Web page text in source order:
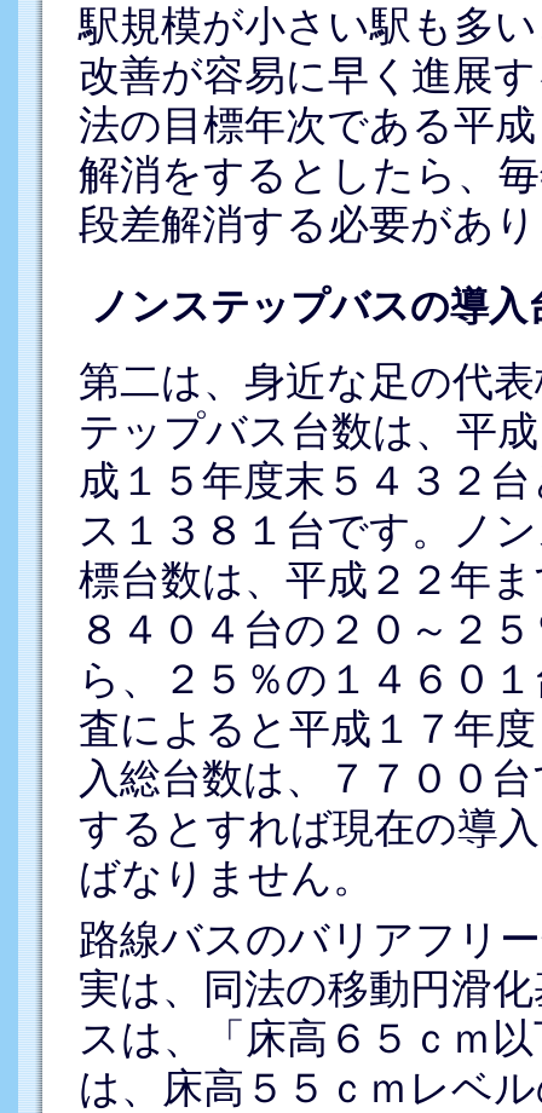
駅規模が小さい駅も多
改善が容易に早く進展
法の目標年次である平
解消をするとしたら、
段差解消する必要があ
ノンステップバスの導入
第二は、身近な足の代
テップバス台数は、平
成１５年度末５４３２
ス１３８１台です。ノ
標台数は、平成２２年
８４０４台の２０～２
ら、２５％の１４６０
査によると平成１７年
入総台数は、７７００
するとすれば現在の導
ばなりません。
路線バスのバリアフリ
実は、同法の移動円滑
スは、「床高６５ｃｍ
は、床高５５ｃｍレベ